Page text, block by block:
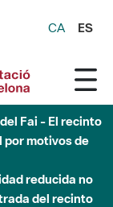
CA ES
Fai - El recinto
por motivos de
reducida no
del recinto